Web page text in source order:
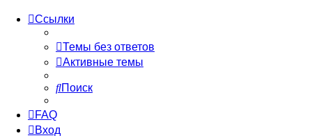
Ссылки
Темы без ответов
Активные темы
Поиск
FAQ
Вход